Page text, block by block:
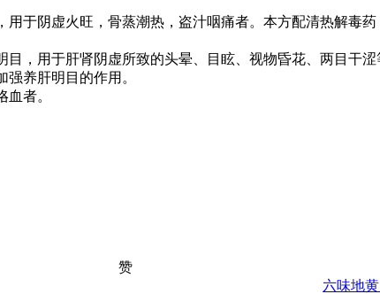
于阴虚火旺，骨蒸潮热，盗汁咽痛者。本方配清热解毒
，用于肝肾阴虚所致的头晕、目眩、视物昏花、两目干涩
养肝明目的作用。
者。
赞
六味地